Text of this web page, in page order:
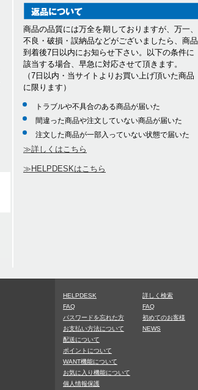
商品の品質には万全を期しておりますが、万一、
不良・破損・誤納品などがございましたら、商品
到着後7日以内にお知らせ下さい。以下の条件に
該当する場合、早急に対応させて頂きます。
（7日以内・当サイトよりお買い上げ頂いた商品
に限ります）
トラブルや不具合のある商品が届いた
間違った商品や注文していない商品が届いた
注文した商品が一部入っていない状態で届いた
≫詳しくはこちら
≫HELPDESKはこちら
HELPDESK
FAQ
パスワードを忘れた方
お支払い方法について
配送について
ポイントについて
WANT機能について
お気に入り機能について
個人情報保護
詳しく検索
FAQ
初めてのお客様
NEWS